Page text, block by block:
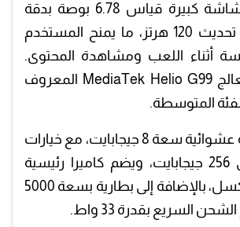
ويأتي الهاتف بشاشة كبيرة قياس 6.78 بوصة بدقة
FHD+ ومعدل تحديث 120 هرتز، ما يمنح المستخدم
أثناء اللعب ومشاهدة المحتوى.
ويعتمد على معالج MediaTek Helio G99 المعروف
المتوسطة.
كما يتوفر بذاكرة عشوائية سعة 8 جيجابايت، مع خيارات
تخزين تصل إلى 256 جيجابايت، ويضم كاميرا رئيسية
بدقة 108 ميجابكسل، بالإضافة إلى بطارية بسعة 5000
السريع بقدرة 33 واط.